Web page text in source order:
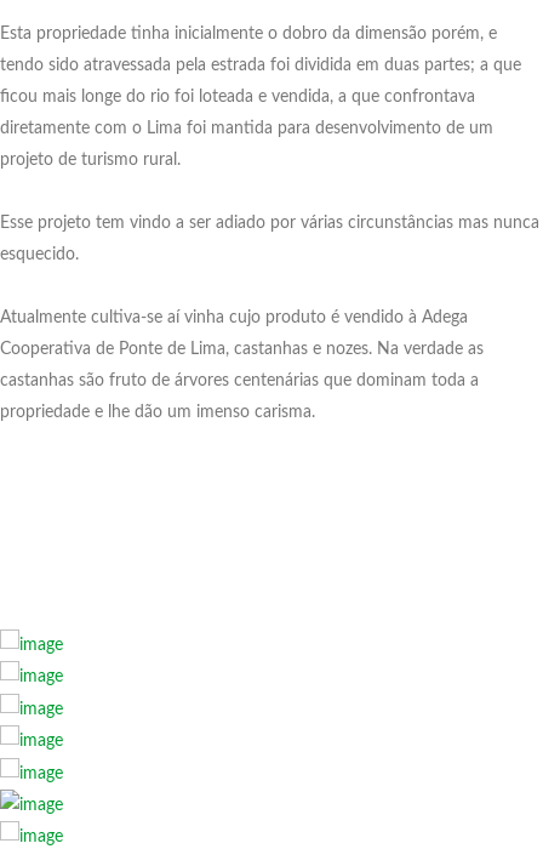
Esta propriedade tinha inicialmente o dobro da dimensão porém, e
tendo sido atravessada pela estrada foi dividida em duas partes; a que
ficou mais longe do rio foi loteada e vendida, a que confrontava
diretamente com o Lima foi mantida para desenvolvimento de um
projeto de turismo rural.
Esse projeto tem vindo a ser adiado por várias circunstâncias mas nunca
esquecido.
Atualmente cultiva-se aí vinha cujo produto é vendido à Adega
Cooperativa de Ponte de Lima, castanhas e nozes. Na verdade as
castanhas são fruto de árvores centenárias que dominam toda a
propriedade e lhe dão um imenso carisma.